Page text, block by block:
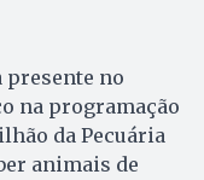
presente no
na programação
da Pecuária
animais de